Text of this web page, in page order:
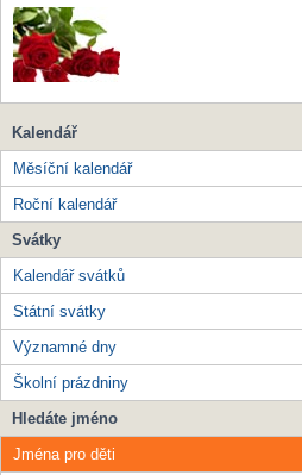
Kalendář
Měsíční kalendář
Roční kalendář
Svátky
Kalendář svátků
Státní svátky
Významné dny
Školní prázdniny
Hledáte jméno
Jména pro děti